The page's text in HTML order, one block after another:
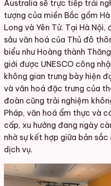
Australia sẽ trực tiếp trải
tượng của miền Bắc gồm
Long và Yên Tử. Tại Hà Nội,
sâu văn hoá của Thủ đô
biểu như Hoàng thành
giới được UNESCO công
không gian trưng bày hiện
và văn hoá đặc trưng của
đoàn cũng trải nghiệm
Pháp, văn hoá ẩm thực và
cấp, xu hướng đang ngày
nhờ sự kết hợp giữa bản
dịch vụ.